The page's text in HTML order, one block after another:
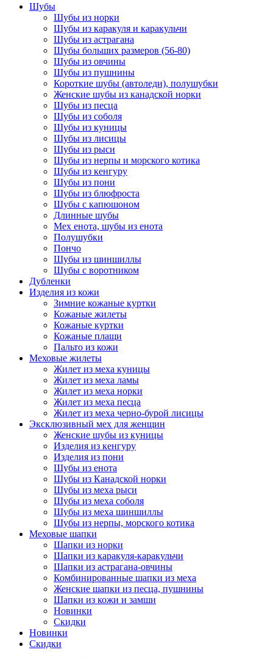
Шубы
Шубы из норки
Шубы из каракуля и каракульчи
Шубы из астрагана
Шубы больших размеров (56-80)
Шубы из овчины
Шубы из пушнины
Короткие шубы (автоледи), полушубки
Женские шубы из канадской норки
Шубы из песца
Шубы из соболя
Шубы из куницы
Шубы из лисицы
Шубы из рыси
Шубы из нерпы и морского котика
Шубы из кенгуру
Шубы из пони
Шубы из блюфроста
Шубы с капюшоном
Длинные шубы
Мех енота, шубы из енота
Полушубки
Пончо
Шубы из шиншиллы
Шубы с воротником
Дубленки
Изделия из кожи
Зимние кожаные куртки
Кожаные жилеты
Кожаные куртки
Кожаные плащи
Пальто из кожи
Меховые жилеты
Жилет из меха куницы
Жилет из меха ламы
Жилет из меха норки
Жилет из меха песца
Жилет из меха черно-бурой лисицы
Эксклюзивный мех для женщин
Женские шубы из куницы
Изделия из кенгуру
Изделия из пони
Шубы из енота
Шубы из Канадской норки
Шубы из меха рыси
Шубы из меха соболя
Шубы из меха шиншиллы
Шубы из нерпы, морского котика
Меховые шапки
Шапки из норки
Шапки из каракуля-каракульчи
Шапки из астрагана-овчины
Комбинированные шапки из меха
Женские шапки из песца, пушнины
Шапки из кожи и замши
Новинки
Скидки
Новинки
Скидки